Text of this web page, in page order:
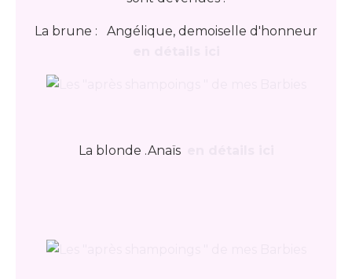
La brune : Angélique, demoiselle d'honneur
La blonde .Anaïs